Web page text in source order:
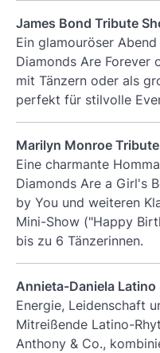
James Bond Tribute
Ein glamouröser
Diamonds Are Forever
mit Tänzern oder als
perfekt für stilvolle
Marilyn Monroe Tribute
Eine charmante
Diamonds Are a Girl's
by You und weiteren
Mini-Show ("Happy
bis zu 6 Tänzerinnen.
Annieta-Daniela Latino
Energie, Leidenschaft
Mitreißende Latino-
Anthony & Co.,